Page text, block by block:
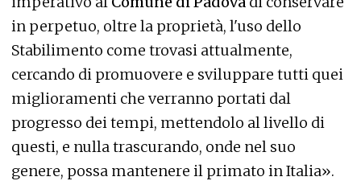
in perpetuo, oltre la proprietà, l'uso dello
Stabilimento come trovasi attualmente,
cercando di promuovere e sviluppare tutti quei
miglioramenti che verranno portati dal
progresso dei tempi, mettendolo al livello di
questi, e nulla trascurando, onde nel suo
genere, possa mantenere il primato in Italia».